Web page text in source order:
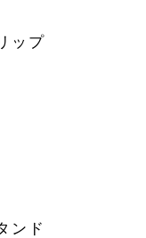
ップ
ンド